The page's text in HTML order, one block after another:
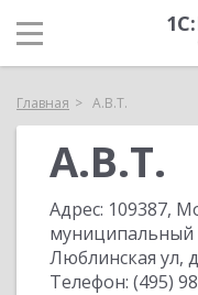
Главная А.В.Т.
А.В.Т.
Адрес: 109387,
муниципальный
Люблинская ул,
Телефон: (495)